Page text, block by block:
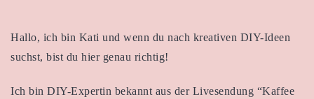
Hallo, ich bin Kati und wenn du nach kreativen DIY-Ideen
suchst, bist du hier genau richtig!
Ich bin DIY-Expertin bekannt aus der Livesendung “Kaffee